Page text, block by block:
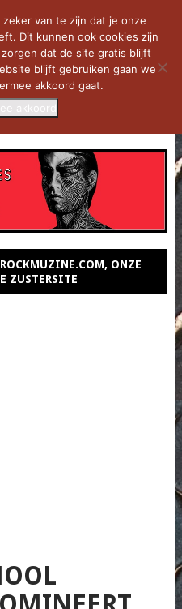
ONZE
ZUSTERSITE
van te zijn dat je onze
Dit kunnen ook cookies zijn
dat de site gratis blijft
blijft gebruiken gaan we
akkoord gaat.
akkoord